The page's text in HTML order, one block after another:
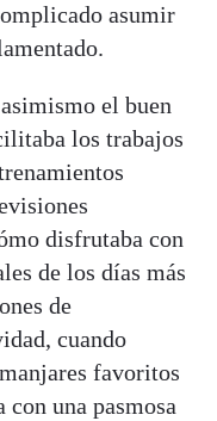
asumir
el buen
los trabajos
disfrutaba con
de los días más
de
cuando
favoritos
con una pasmosa